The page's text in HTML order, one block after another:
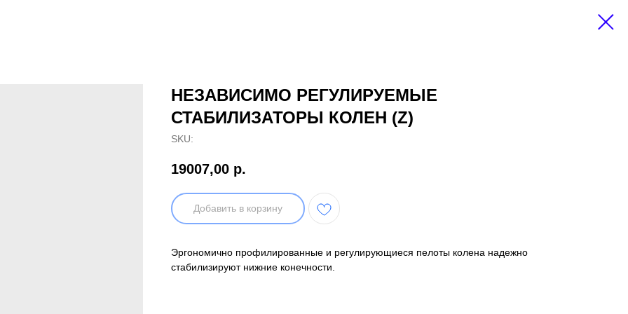
НЕЗАВИСИМО РЕГУЛИРУЕМЫЕ
СТАБИЛИЗАТОРЫ КОЛЕН (Z)
SKU:
19007,00 р.
Добавить в корзину
Эргономично профилированные и регулирующиеся пелоты колена надежно
стабилизируют нижние конечности.